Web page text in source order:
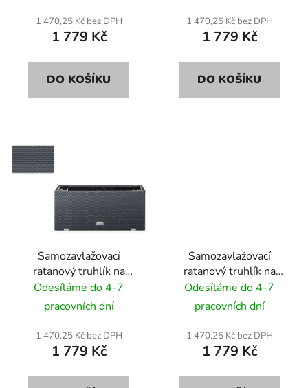
1 470,25 Kč bez DPH
1 779 Kč
DO KOŠÍKU
1 470,25 Kč bez DPH
1 779 Kč
DO KOŠÍKU
Samozavlažovací
ratanový truhlík na
květiny RattanArt
95x30x43 RD03 tmavě
Odesíláme do 4-7
pracovních dní
1 470,25 Kč bez DPH
1 779 Kč
Samozavlažovací
ratanový truhlík na
květiny RattanArt
95x30x43 RD04 černý
Odesíláme do 4-7
pracovních dní
1 470,25 Kč bez DPH
1 779 Kč